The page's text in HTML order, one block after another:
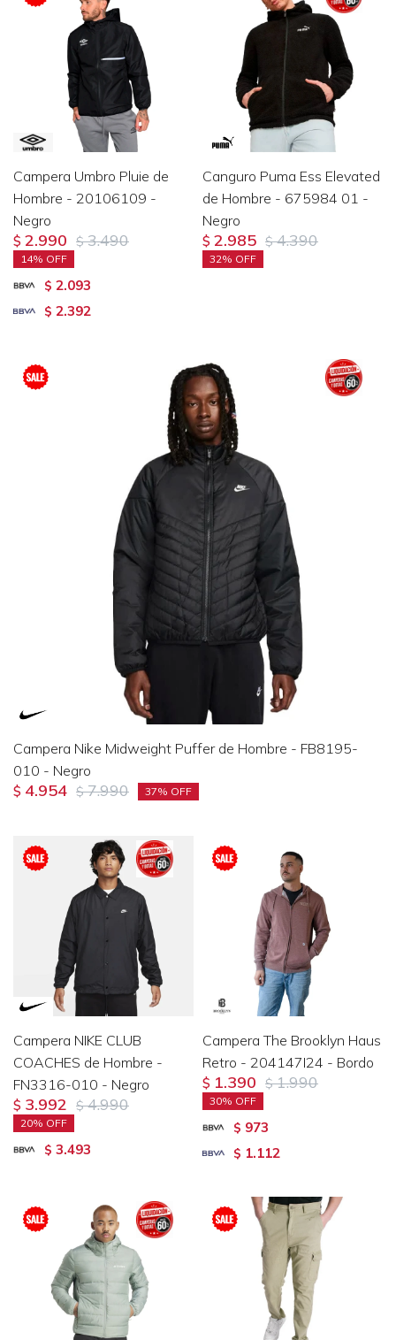
Campera Umbro Pluie de
Hombre - 20106109 -
Negro
$ 2.990 $ 3.490
14
$ 2.093
$ 2.392
Canguro Puma Ess Elevated
de Hombre - 675984 01 -
Negro
$ 2.985 $ 4.390
32
Campera Nike Midweight Puffer de Hombre - FB8195-
010 - Negro
$ 4.954 $ 7.990 37
Campera NIKE CLUB
COACHES de Hombre -
FN3316-010 - Negro
$ 3.992 $ 4.990
20
$ 3.493
Campera The Brooklyn Haus
Retro - 204147I24 - Bordo
$ 1.390 $ 1.990
30
$ 973
$ 1.112